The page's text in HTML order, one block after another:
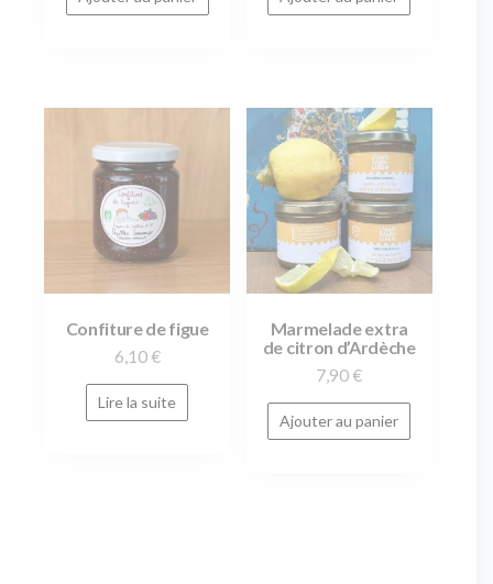
Confiture de figue
6,10 €
Lire la suite
Marmelade extra
de citron d’Ardèche
7,90 €
Ajouter au panier